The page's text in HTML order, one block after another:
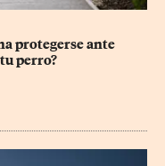
protegerse ante
perro?